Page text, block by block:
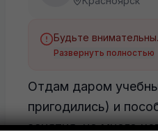
Развернуть полностью
Отдам даром
пригодились) и
занятия, но много